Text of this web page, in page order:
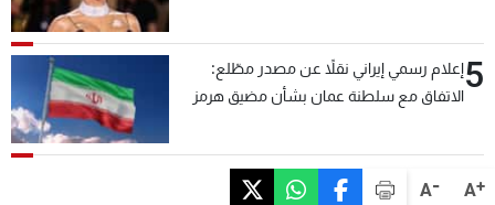
A+
A-
5إعلام رسمي إيراني نقلاً عن مصدر مطّلع:
الاتفاق مع سلطنة عمان بشأن مضيق هرمز